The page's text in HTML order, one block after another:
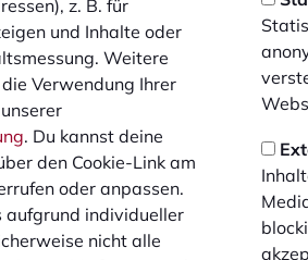
z. B. für
und Inhalte oder
Weitere
Verwendung Ihrer
. Du kannst deine
den Cookie-Link am
oder anpassen.
aufgrund individueller
nicht alle
nur durch Vorlage eines
und vorzuzeigen.
wir empfehlen die Anreise per
möchte, kann sich dazu bei den
Ingenieur Friedrich Roth fertig
großem Andrang - es kamen ca.